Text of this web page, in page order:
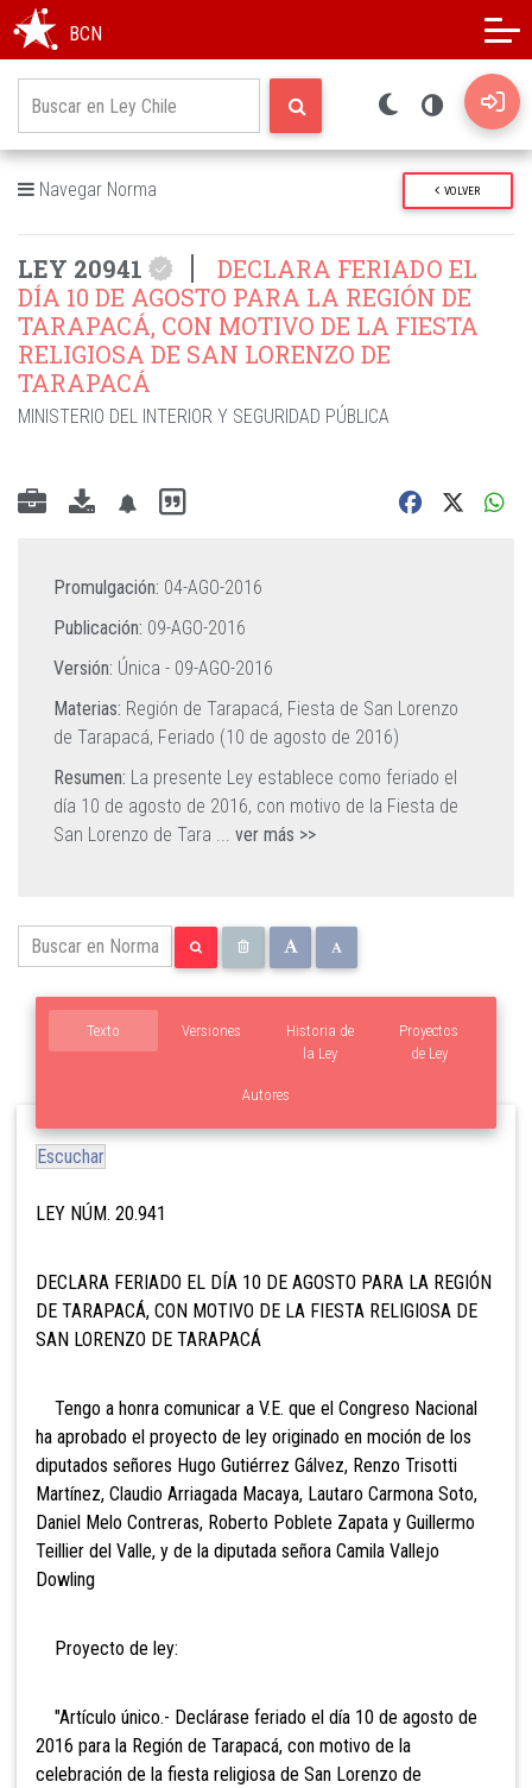
BCN
Navegar Norma VOLVER
LEY 20941
DECLARA FERIADO EL
DÍA 10 DE AGOSTO PARA LA REGIÓN DE
TARAPACÁ, CON MOTIVO DE LA FIESTA
RELIGIOSA DE SAN LORENZO DE
TARAPACÁ
MINISTERIO DEL INTERIOR Y SEGURIDAD PÚBLICA
Promulgación: 04-AGO-2016
Publicación: 09-AGO-2016
Versión: Única - 09-AGO-2016
Materias: Región de Tarapacá, Fiesta de San Lorenzo
de Tarapacá, Feriado (10 de agosto de 2016)
Resumen: La presente Ley establece como feriado el
día 10 de agosto de 2016, con motivo de la Fiesta de
San Lorenzo de Tara ... ver más >>
Texto Versiones
Proyectos
de Ley
Autores
Historia de
la Ley
Escuchar
LEY NÚM. 20.941
DECLARA FERIADO EL DÍA 10 DE AGOSTO PARA LA REGIÓN
DE TARAPACÁ, CON MOTIVO DE LA FIESTA RELIGIOSA DE
SAN LORENZO DE TARAPACÁ
Tengo a honra comunicar a V.E. que el Congreso Nacional
ha aprobado el proyecto de ley originado en moción de los
diputados señores Hugo Gutiérrez Gálvez, Renzo Trisotti
Martínez, Claudio Arriagada Macaya, Lautaro Carmona Soto,
Daniel Melo Contreras, Roberto Poblete Zapata y Guillermo
Teillier del Valle, y de la diputada señora Camila Vallejo
Dowling
Proyecto de ley:
"Artículo único.- Declárase feriado el día 10 de agosto de
2016 para la Región de Tarapacá, con motivo de la
celebración de la fiesta religiosa de San Lorenzo de